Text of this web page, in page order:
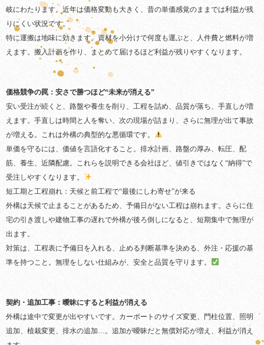
岐にわたります。近年は価格変動も大きく、昔の単価感覚のままでは利益が残
りにくい状況です。
特に運搬は地味に効きます。資材を小分けで何度も運ぶと、人件費と燃料が増
えます。搬入計画を作り、まとめて届けるほど利益が残りやすくなります。
価格競争の罠：安さで勝つほど“未来が消える”
安い受注が続くと、路盤や養生を削り、工程を詰め、品質が落ち、手直しが増
えます。手直しは時間と人を奪い、次の現場が詰まり、さらに無理が出て事故
が増える。これは外構の典型的な悪循環です。
単価を守るには、価値を言語化すること。排水計画、路盤の厚み、転圧、配
筋、養生、近隣配慮。これらを説明できる会社ほど、値引きではなく“納得”で
受注しやすくなります。
短工期と工程崩れ：天候と前工程で“最後にしわ寄せ”が来る
外構は天候で止まることがあるため、予備日がない工程は崩れます。さらに住
宅の引き渡しや建物工事の遅れで外構が後ろ倒しになると、短期集中で無理が
出ます。
対策は、工程表に予備日を入れる、止める判断基準を決める、外注・応援の基
準を持つこと。無理をしない仕組みが、安全と品質を守ります。
契約・追加工事：曖昧にすると利益が消える
外構は途中で変更が出やすいです。カーポートのサイズ変更、門柱位置、照明
追加、植栽変更、排水の追加…。追加が曖昧だと無償対応が増え、利益が消え